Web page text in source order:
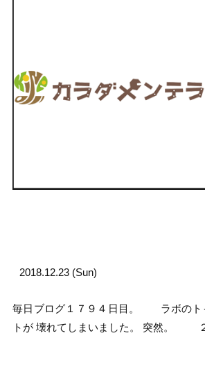
2018.12.23 (Sun)
毎日ブログ１７９４日目。 ラボのト
トが 壊れてしまいました。 突然。